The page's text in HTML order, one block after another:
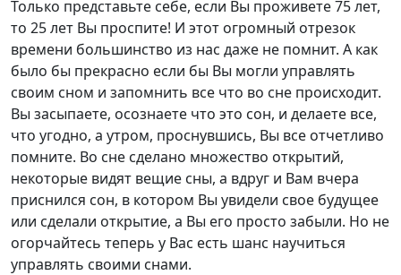
Только представьте себе, если Вы проживете 75 лет,
то 25 лет Вы проспите! И этот огромный отрезок
времени большинство из нас даже не помнит. А как
было бы прекрасно если бы Вы могли управлять
своим сном и запомнить все что во сне происходит.
Вы засыпаете, осознаете что это сон, и делаете все,
что угодно, а утром, проснувшись, Вы все отчетливо
помните. Во сне сделано множество открытий,
некоторые видят вещие сны, а вдруг и Вам вчера
приснился сон, в котором Вы увидели свое будущее
или сделали открытие, а Вы его просто забыли. Но не
огорчайтесь теперь у Вас есть шанс научиться
управлять своими снами.